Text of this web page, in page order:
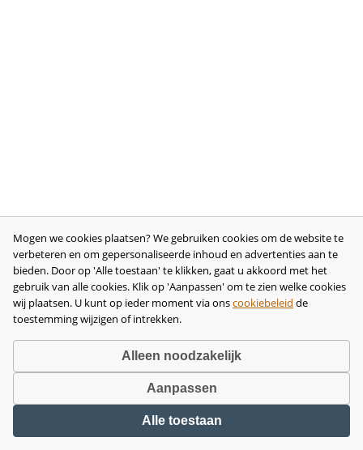
disclaimer•privacy- en cookiebeleid
voorwaarden•herroeping•bedrijfsgegevens
Mogen we cookies plaatsen? We gebruiken cookies om de website te
verbeteren en om gepersonaliseerde inhoud en advertenties aan te
bieden. Door op 'Alle toestaan' te klikken, gaat u akkoord met het
gebruik van alle cookies. Klik op 'Aanpassen' om te zien welke cookies
wij plaatsen. U kunt op ieder moment via onscookiebeleid de
toestemming wijzigen of intrekken.
Alleen noodzakelijk
Aanpassen
Alle toestaan